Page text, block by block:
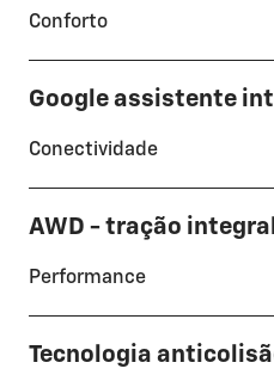
Conforto
Google assistente
Conectividade
AWD - tração
Performance
Tecnologia